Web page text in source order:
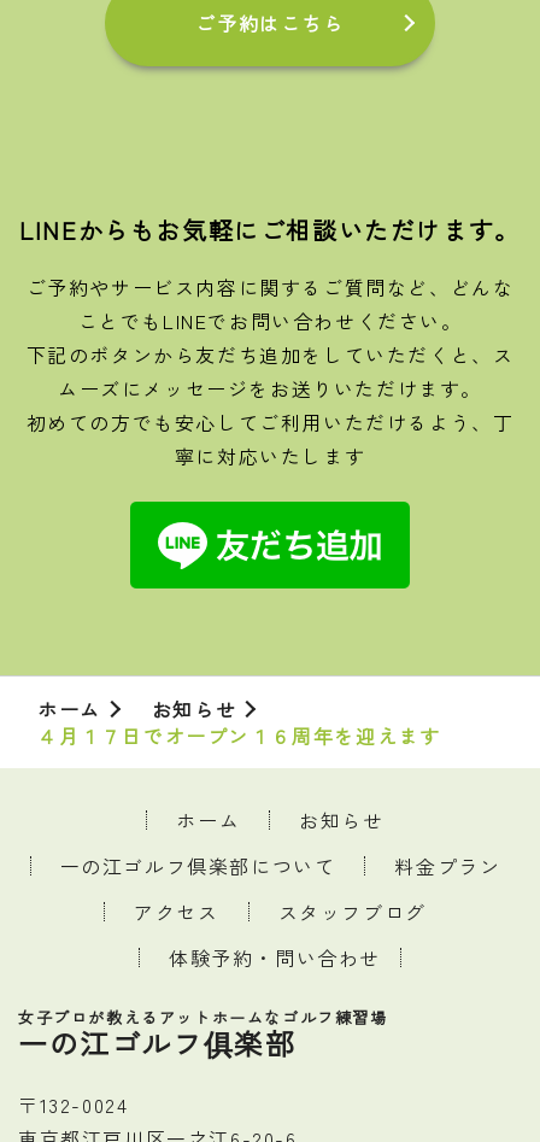
ご予約はこちら
LINEからもお気軽にご相談いただけます。
ご予約やサービス内容に関するご質問など、どんな
ことでもLINEでお問い合わせください。
下記のボタンから友だち追加をしていただくと、ス
ムーズにメッセージをお送りいただけます。
初めての方でも安心してご利用いただけるよう、丁
寧に対応いたします
ホーム
お知らせ
４月１７日でオープン１６周年を迎えます
ホーム
お知らせ
一の江ゴルフ倶楽部について
料金プラン
アクセス
スタッフブログ
体験予約・問い合わせ
女子プロが教えるアットホームなゴルフ練習場
一の江ゴルフ俱楽部
〒132-0024